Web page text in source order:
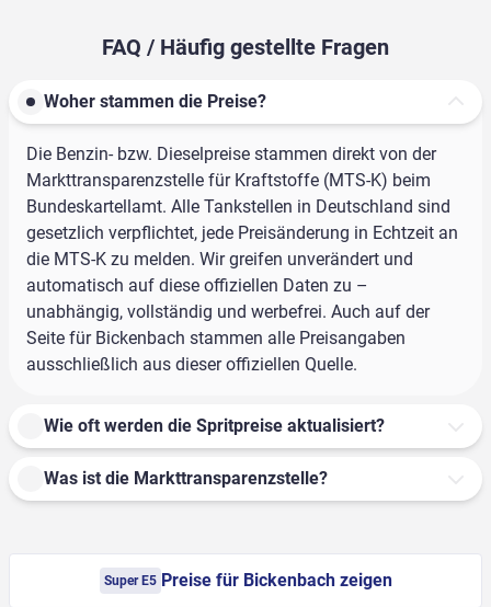
FAQ / Häufig gestellte Fragen
Woher stammen die Preise?
Die Benzin- bzw. Dieselpreise stammen direkt von der
Markttransparenzstelle für Kraftstoffe (MTS-K) beim
Bundeskartellamt. Alle Tankstellen in Deutschland sind
gesetzlich verpflichtet, jede Preisänderung in Echtzeit an
die MTS-K zu melden. Wir greifen unverändert und
automatisch auf diese offiziellen Daten zu –
unabhängig, vollständig und werbefrei. Auch auf der
Seite für Bickenbach stammen alle Preisangaben
ausschließlich aus dieser offiziellen Quelle.
Wie oft werden die Spritpreise aktualisiert?
Was ist die Markttransparenzstelle?
Super E5 Preise für Bickenbach zeigen